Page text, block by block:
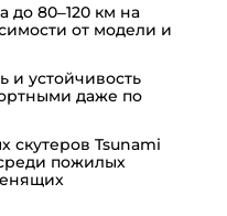
до 80–120 км на
от модели и
и устойчивость
даже по
скутеров Tsunami
пожилых